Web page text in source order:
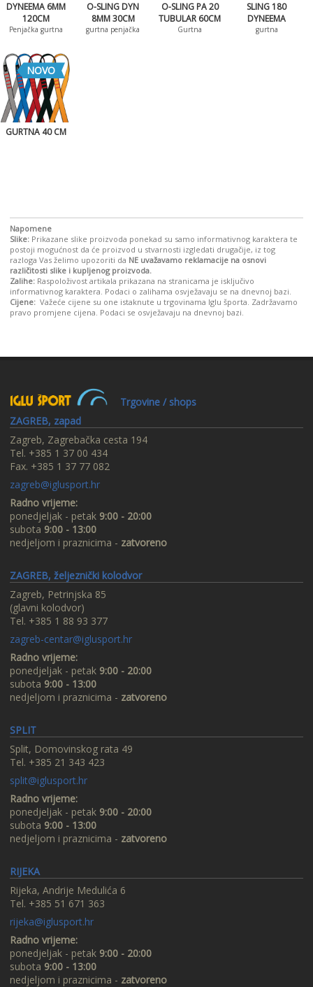
DYNEEMA 6MM
120CM
Penjačka gurtna
O-SLING DYN
8MM 30CM
gurtna penjačka
O-SLING PA 20
TUBULAR 60CM
Gurtna
SLING 180
DYNEEMA
gurtna
NOVO
GURTNA 40 CM
Napomene
Slike: Prikazane slike proizvoda ponekad su samo informativnog karaktera te
postoji mogućnost da će proizvod u stvarnosti izgledati drugačije, iz tog
razloga Vas želimo upozoriti da NE uvažavamo reklamacije na osnovi
različitosti slike i kupljenog proizvoda.
Zalihe: Raspoloživost artikala prikazana na stranicama je isključivo
informativnog karaktera. Podaci o zalihama osvježavaju se na dnevnoj bazi.
Cijene: Važeće cijene su one istaknute u trgovinama Iglu športa. Zadržavamo
pravo promjene cijena. Podaci se osvježavaju na dnevnoj bazi.
Trgovine / shops
ZAGREB, zapad
Zagreb, Zagrebačka cesta 194
Tel. +385 1 37 00 434
Fax. +385 1 37 77 082
zagreb@iglusport.hr
Radno vrijeme:
ponedjeljak - petak 9:00 - 20:00
subota 9:00 - 13:00
nedjeljom i praznicima - zatvoreno
ZAGREB, željeznički kolodvor
Zagreb, Petrinjska 85
(glavni kolodvor)
Tel. +385 1 88 93 377
zagreb-centar@iglusport.hr
Radno vrijeme:
ponedjeljak - petak 9:00 - 20:00
subota 9:00 - 13:00
nedjeljom i praznicima - zatvoreno
SPLIT
Split, Domovinskog rata 49
Tel. +385 21 343 423
split@iglusport.hr
Radno vrijeme:
ponedjeljak - petak 9:00 - 20:00
subota 9:00 - 13:00
nedjeljom i praznicima - zatvoreno
RIJEKA
Rijeka, Andrije Medulića 6
Tel. +385 51 671 363
rijeka@iglusport.hr
Radno vrijeme:
ponedjeljak - petak 9:00 - 20:00
subota 9:00 - 13:00
nedjeljom i praznicima - zatvoreno